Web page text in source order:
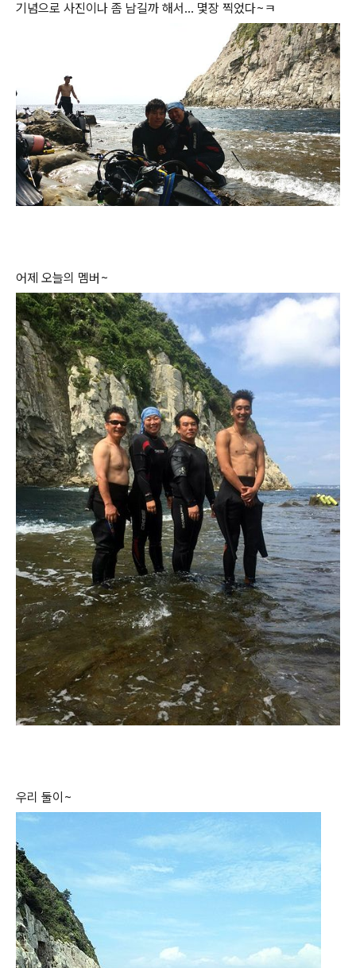
기념으로 사진이나 좀 남길까 해서... 몇장 찍었다~ㅋ
어제 오늘의 멤버~
우리 둘이~